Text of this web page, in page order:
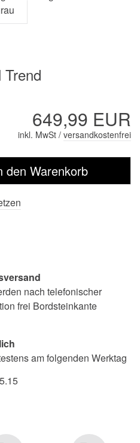
Trend
649,99 EUR
inkl. MwSt / versandkostenfrei
nach telefonischer
frei Bordsteinkante
am folgenden Werktag